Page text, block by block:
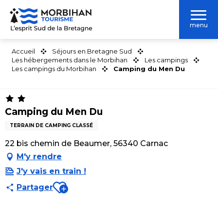
Aller
contenu
menu
Accueil
Séjours en Bretagne Sud
Les hébergements dans le Morbihan
Les campings
Les campings du Morbihan
Camping du Men Du
Camping du Men Du
TERRAIN DE CAMPING CLASSÉ
22 bis chemin de Beaumer, 56340 Carnac
M'y rendre
J'y vais en train !
PartagerAjouter aux favoris